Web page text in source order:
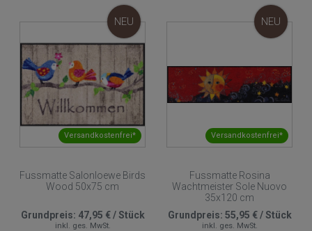
Versandkostenfrei*
NEU
Fussmatte Salonloewe Birds
Wood 50x75 cm
Grundpreis: 47,95 €/Stück
inkl. ges. MwSt.
Versandkostenfrei*
NEU
Fussmatte Rosina
Wachtmeister Sole Nuovo
35x120 cm
Grundpreis: 55,95 €/Stück
inkl. ges. MwSt.